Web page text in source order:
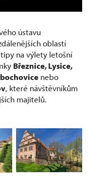
ústavu
oblastí
na výlety letošní
Březnice, Lysice,
nebo
, které návštěvníkům
majitelů.